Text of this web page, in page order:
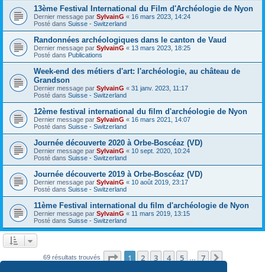
13ème Festival International du Film d'Archéologie de Nyon
Dernier message par SylvainG « 16 mars 2023, 14:24
Posté dans Suisse - Switzerland
Randonnées archéologiques dans le canton de Vaud
Dernier message par SylvainG « 13 mars 2023, 18:25
Posté dans Publications
Week-end des métiers d'art: l'archéologie, au château de
Grandson
Dernier message par SylvainG « 31 janv. 2023, 11:17
Posté dans Suisse - Switzerland
12ème festival international du film d'archéologie de Nyon
Dernier message par SylvainG « 16 mars 2021, 14:07
Posté dans Suisse - Switzerland
Journée découverte 2020 à Orbe-Boscéaz (VD)
Dernier message par SylvainG « 10 sept. 2020, 10:24
Posté dans Suisse - Switzerland
Journée découverte 2019 à Orbe-Boscéaz (VD)
Dernier message par SylvainG « 10 août 2019, 23:17
Posté dans Suisse - Switzerland
11ème Festival international du film d'archéologie de Nyon
Dernier message par SylvainG « 11 mars 2019, 13:15
Posté dans Suisse - Switzerland
69 résultats trouvés Page 1sur7
1 2 3 4 5 7